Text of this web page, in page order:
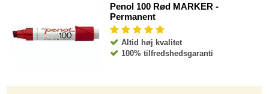
Penol 100 Rød MARKER -
Permanent
Altid høj kvalitet
100% tilfredshedsgaranti